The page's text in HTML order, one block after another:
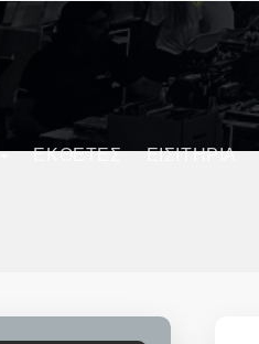
ΕΚΘΕΤΕΣ ΕΙΣΙΤΗΡΙΑ